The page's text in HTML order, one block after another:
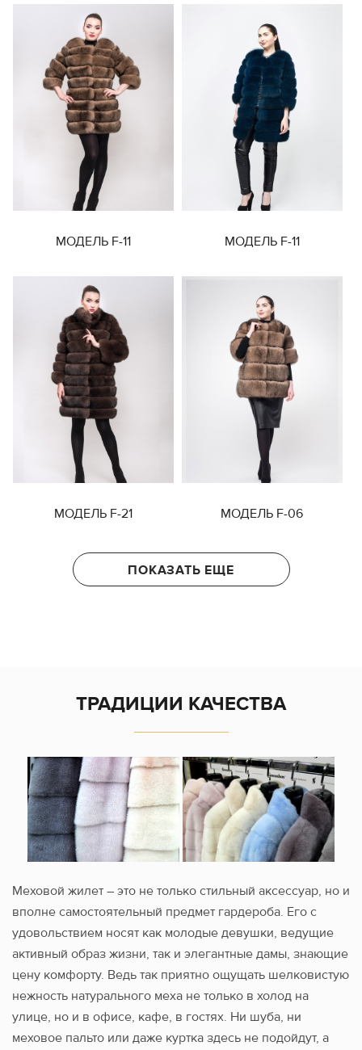
МОДЕЛЬ F-11 МОДЕЛЬ F-11
МОДЕЛЬ F-21 МОДЕЛЬ F-06
ПОКАЗАТЬ ЕЩЕ
ТРАДИЦИИ КАЧЕСТВА
Меховой жилет – это не только стильный аксессуар, но и
вполне самостоятельный предмет гардероба. Его с
удовольствием носят как молодые девушки, ведущие
активный образ жизни, так и элегантные дамы, знающие
цену комфорту. Ведь так приятно ощущать шелковистую
нежность натурального меха не только в холод на
улице, но и в офисе, кафе, в гостях. Ни шуба, ни
меховое пальто или даже куртка здесь не подойдут, а